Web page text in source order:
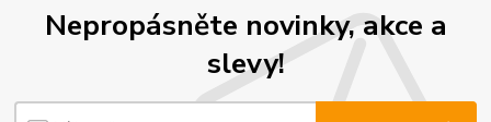
Nepropásněte novinky, akce a
slevy!